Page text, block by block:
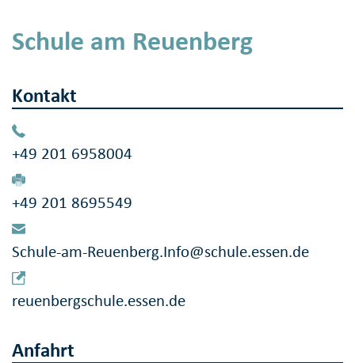
Schule am Reuenberg
Kontakt
+49 201 6958004
+49 201 8695549
Schule-am-Reuenberg.Info@schule.essen.de
reuenbergschule.essen.de
Anfahrt